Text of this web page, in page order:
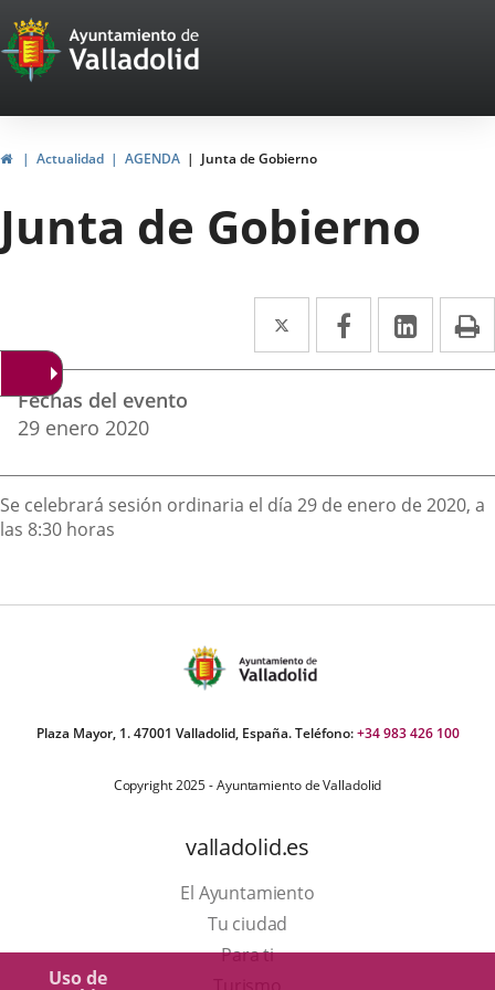
Uso de
Portal
Web
del
Ayuntamiento
de
Valladolid
InicioActualidad AGENDA Junta de Gobierno
Junta de Gobierno
Twitter
Enlace
a
externa.
Facebook
Enlace
a
externa.
Enlace
a
Datos
del
evento
Fechas del evento
29 enero 2020
Descripción
Se celebrará sesión ordinaria el día 29 de enero de 2020, a
las 8:30 horas
Plaza Mayor, 1. 47001 Valladolid, España. Teléfono:+34 983 426 100
Copyright 2025 - Ayuntamiento de Valladolid
valladolid.es
El Ayuntamiento
Tu ciudad
Para ti